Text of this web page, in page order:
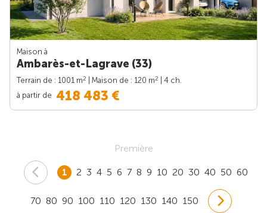
Maison à
Ambarès-et-Lagrave (33)
Terrain de : 1001 m2 | Maison de : 120 m2
| 4 ch.
à partir de 418 483 €
Première
1 2 3 4 5 6 7 8 9 10 20 30 40 50 60
70 80 90 100 110 120 130 140 150